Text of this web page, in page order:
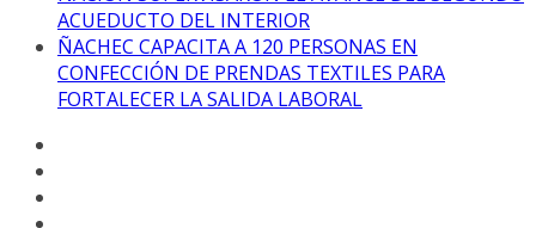
ACUEDUCTO DEL INTERIOR
ÑACHEC CAPACITA A 120 PERSONAS EN
CONFECCIÓN DE PRENDAS TEXTILES PARA
FORTALECER LA SALIDA LABORAL